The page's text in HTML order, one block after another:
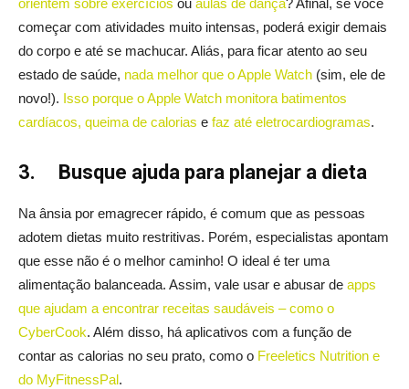
orientem sobre exercícios ou aulas de dança? Afinal, se você
começar com atividades muito intensas, poderá exigir demais
do corpo e até se machucar. Aliás, para ficar atento ao seu
estado de saúde, nada melhor que o Apple Watch (sim, ele de
novo!). Isso porque o Apple Watch monitora batimentos
cardíacos, queima de calorias e faz até eletrocardiogramas.
3. Busque ajuda para planejar a dieta
Na ânsia por emagrecer rápido, é comum que as pessoas
adotem dietas muito restritivas. Porém, especialistas apontam
que esse não é o melhor caminho! O ideal é ter uma
alimentação balanceada. Assim, vale usar e abusar de apps
que ajudam a encontrar receitas saudáveis – como o
CyberCook. Além disso, há aplicativos com a função de
contar as calorias no seu prato, como o Freeletics Nutrition e
do MyFitnessPal.